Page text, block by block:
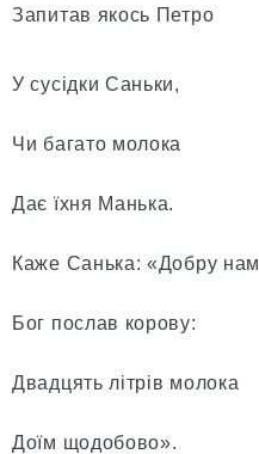
Запитав якось Петро
У сусідки Саньки,
Чи багато молока
Дає їхня Манька.
Каже Санька: «Добру нам
Бог послав корову:
Двадцять літрів молока
Доїм щодобово».